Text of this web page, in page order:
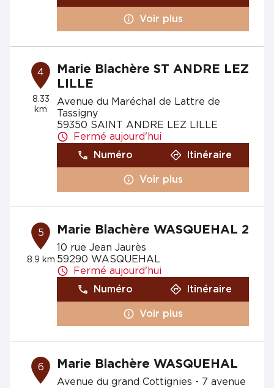
Voir plus
4
8.33
km
Marie Blachère ST ANDRE LEZ
LILLE
Avenue du Maréchal de Lattre de
Tassigny
59350 SAINT ANDRE LEZ LILLE
Fermé aujourd'hui
Numéro
Itinéraire
Voir plus
5
8.9 km
Marie Blachère WASQUEHAL 2
10 rue Jean Jaurès
59290 WASQUEHAL
Fermé aujourd'hui
Numéro
Itinéraire
Voir plus
6 Marie Blachère WASQUEHAL
Avenue du grand Cottignies - 7 avenue